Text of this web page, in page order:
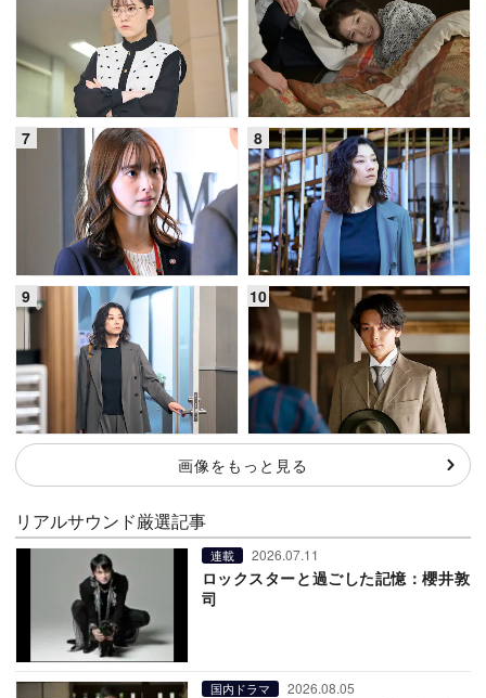
画像をもっと見る
リアルサウンド厳選記事
連載 2026.07.11
ロックスターと過ごした記憶：櫻井敦
司
国内ドラマ 2026.08.05